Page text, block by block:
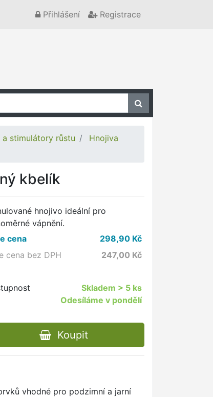
Přihlášení Registrace
a stimulátory růstu
Hnojiva
kbelík
hnojivo ideální pro
vápnění.
cena
298,90Kč
cena bez DPH
247,00 Kč
Skladem > 5 ks
Odesíláme v pondělí
Koupit
vhodné pro podzimní a jarní